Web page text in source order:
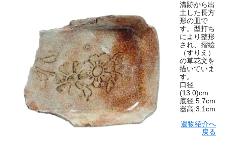
溝跡から出
土した長方
形の皿で
す。型打ち
により整形
され、摺絵
（すりえ）
の草花文を
描いていま
す。
口径:
(13.0)cm
底径:5.7cm
器高:3.1cm
遺物紹介へ
戻る